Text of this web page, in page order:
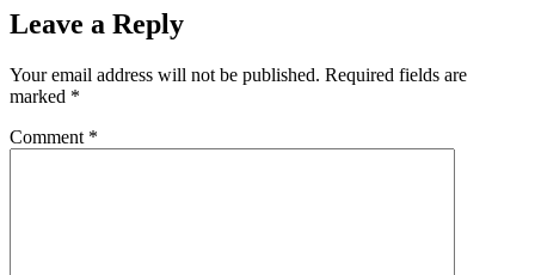
Leave a Reply
Your email address will not be published. Required fields are
marked *
Comment *